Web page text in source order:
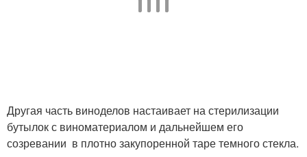
Другая часть виноделов настаивает на стерилизации
бутылок с виноматериалом и дальнейшем его
созревании в плотно закупоренной таре темного стекла.